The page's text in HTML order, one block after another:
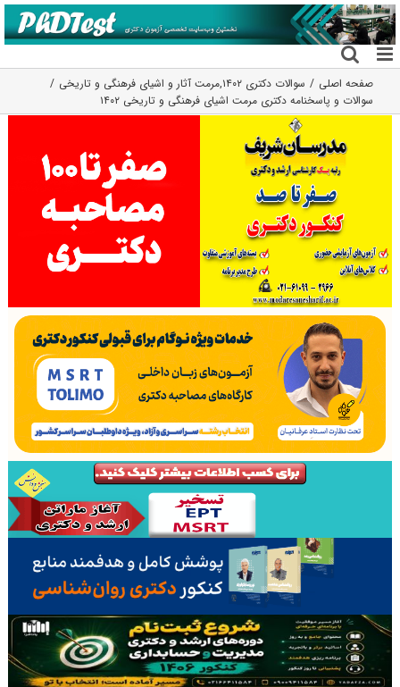
رفتن
به
محتوا
صفحه اصلی سوالات دکتری ۱۴۰۲ ,مرمت آثار و اشیای فرهنگی و تاریخی
سوالات و پاسخنامه دکتری مرمت اشیای فرهنگی و تاریخی ۱۴۰۲